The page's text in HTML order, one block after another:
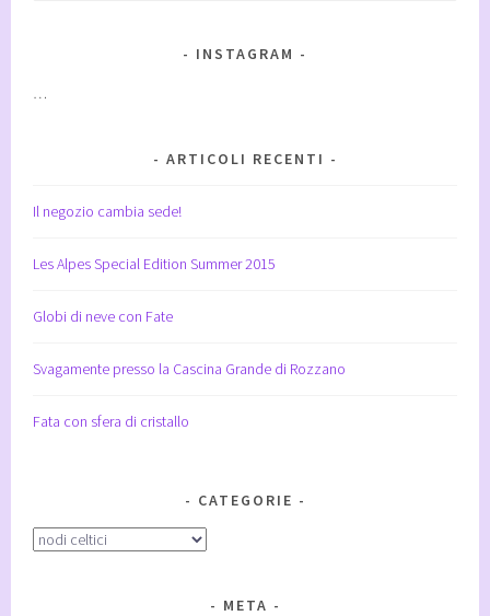
INSTAGRAM
…
ARTICOLI RECENTI
Il negozio cambia sede!
Les Alpes Special Edition Summer 2015
Globi di neve con Fate
Svagamente presso la Cascina Grande di Rozzano
Fata con sfera di cristallo
CATEGORIE
Categorie
META